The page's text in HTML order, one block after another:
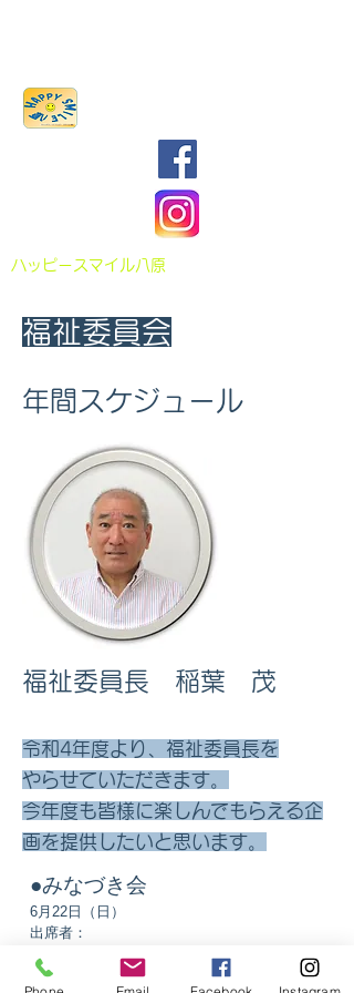
​ハッピースマイル八原
福祉委員会
​年間スケジュール
福祉委員長 稲葉 茂
令和4年度より、福祉委員長を
やらせていただきます。
​今年度も皆様に楽しんでもらえる企
画を提供したいと思います。
​●みなづき会
6月22日（日）
出席者：
民生委員・区長
市役所・各関係機関